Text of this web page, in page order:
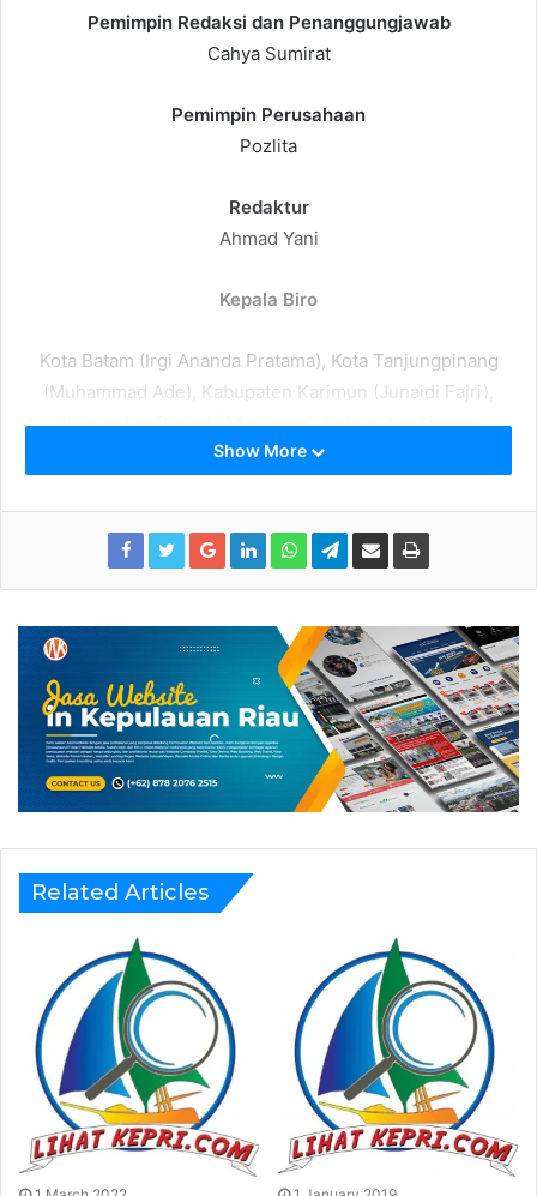
Pemimpin Redaksi dan Penanggungjawab
Cahya Sumirat
Pemimpin Perusahaan
Pozlita
Redaktur
Ahmad Yani
Kepala Biro
Kota Batam (Irgi Ananda Pratama), Kota Tanjungpinang
(Muhammad Ade), Kabupaten Karimun (Junaidi Fajri),
Kabupaten Bintan ( Masirwan), Kabupaten Lingga
(Karyano), Kabupaten Natuna (Muhammad Amin),
Kontributor
IT Support
Muhammad Ali
Marketing
Sopian, A.Md., Ak
Bagian Iklan dan Kerjasama
Lenzoe Purba
Adithya Desvriyandi
Sosial Media
Rasyid
Sekred, Adm dan Keuangan
Muhammad Arifin
Show More
Related Articles